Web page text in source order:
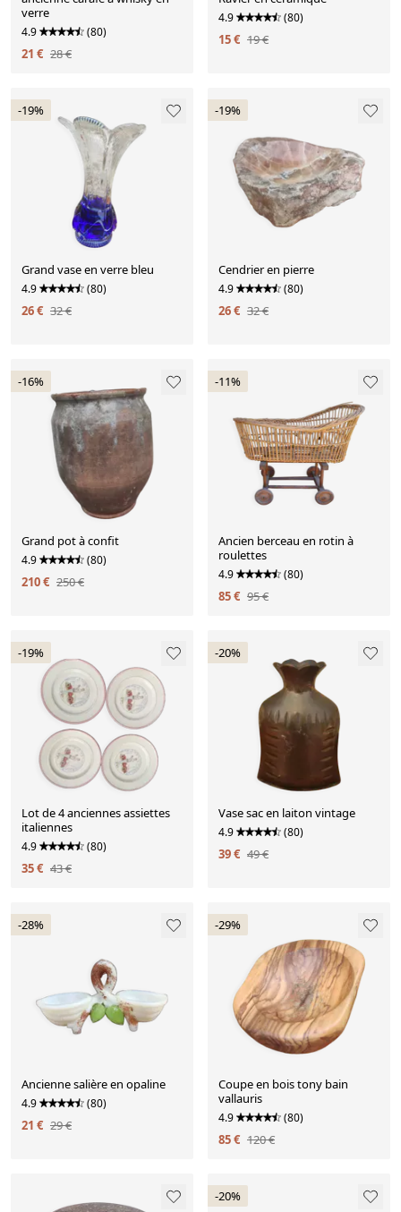
verre
4.9 (80)
21 € 28 €
4.9 (80)
15 € 19 €
-19%
Grand vase en verre bleu
4.9 (80)
26 € 32 €
-19%
Cendrier en pierre
4.9 (80)
26 € 32 €
-16%
Grand pot à confit
4.9 (80)
210 € 250 €
-11%
Ancien berceau en rotin à
roulettes
4.9 (80)
85 € 95 €
-19%
Lot de 4 anciennes assiettes
italiennes
4.9 (80)
35 € 43 €
-20%
Vase sac en laiton vintage
4.9 (80)
39 € 49 €
-28%
Ancienne salière en opaline
4.9 (80)
21 € 29 €
-29%
Coupe en bois tony bain
vallauris
4.9 (80)
85 € 120 €
-20%